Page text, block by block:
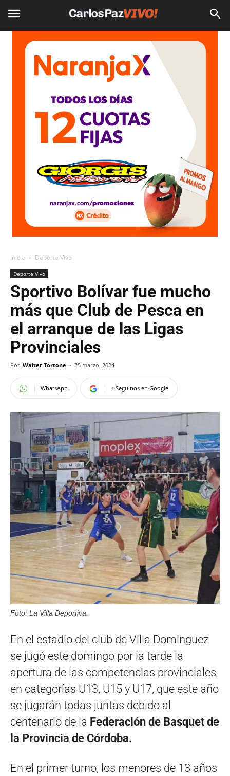
Inicio Deporte Vivo
Deporte Vivo
Sportivo Bolívar fue mucho
más que Club de Pesca en
el arranque de las Ligas
Provinciales
Por Walter Tortone - 25 marzo, 2024
WhatsApp + Seguinos en Google
Foto: La Villa Deportiva.
En el estadio del club de Villa Dominguez
se jugó este domingo por la tarde la
apertura de las competencias provinciales
en categorías U13, U15 y U17, que este año
se jugarán todas juntas debido al
centenario de la Federación de Basquet de
la Provincia de Córdoba.
En el primer turno, los menores de 13 años